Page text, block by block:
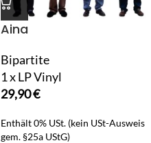
Aina
Bipartite
1 x LP Vinyl
29,90€
Enthält 0% USt. (kein USt-Ausweis
gem. §25a UStG)